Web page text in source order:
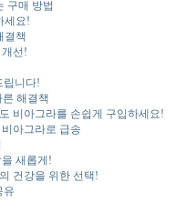
구매 방법
세요!
결책
선!
립니다!
해결책
비아그라를 손쉽게 구입하세요!
아그라로 급송
새롭게!
건강을 위한 선택!
유